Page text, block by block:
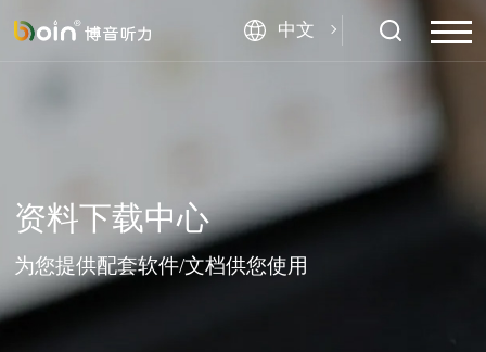
中文
资料下载中心
为您提供配套软件/文档供您使用